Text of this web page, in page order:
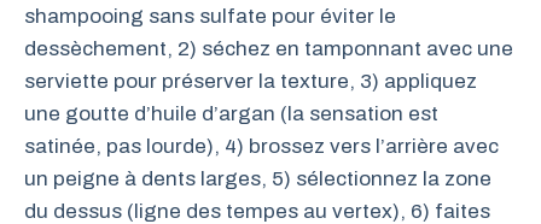
shampooing sans sulfate pour éviter le
dessèchement, 2) séchez en tamponnant avec une
serviette pour préserver la texture, 3) appliquez
une goutte d’huile d’argan (la sensation est
satinée, pas lourde), 4) brossez vers l’arrière avec
un peigne à dents larges, 5) sélectionnez la zone
du dessus (ligne des tempes au vertex), 6) faites